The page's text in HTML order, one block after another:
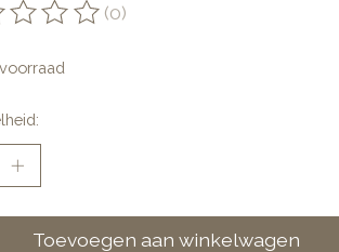
van dit product is
(0)
Toevoegen aan winkelwagen